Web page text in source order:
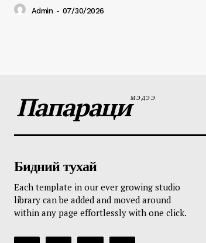
Admin - 07/30/2026
ПапарациМЭДЭЭ
Бидний тухай
Each template in our ever growing studio
library can be added and moved around
within any page effortlessly with one click.